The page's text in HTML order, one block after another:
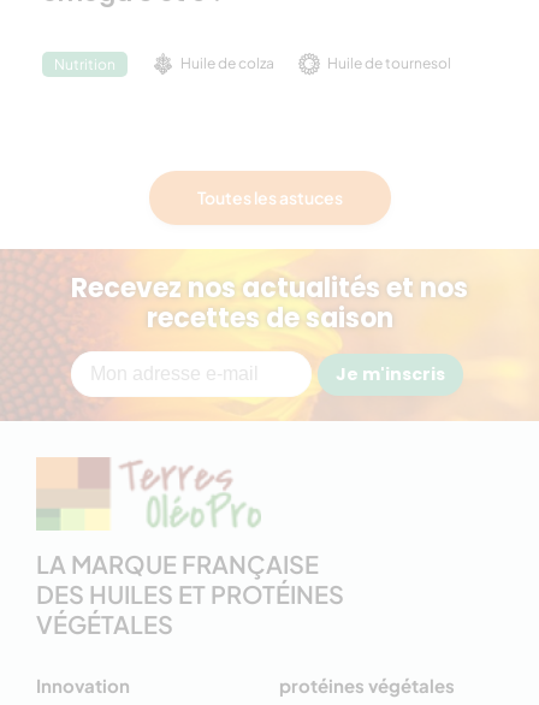
Nutrition Huile de colza Huile de tournesol
Toutes les astuces
Recevez nos actualités et nos
recettes de saison
Je m'inscris
LA MARQUE FRANÇAISE
DES HUILES ET PROTÉINES
VÉGÉTALES
Innovation protéines végétales